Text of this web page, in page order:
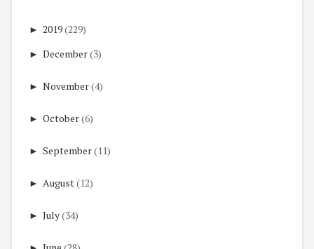
► 2019(229)
► December(3)
► November(4)
► October(6)
► September(11)
► August(12)
► July(34)